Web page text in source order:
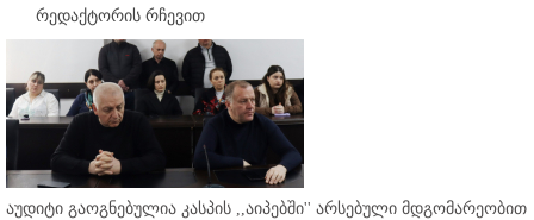
რედაქტორის რჩევით
აუდიტი გაოგნებულია კასპის ,,აიპებში'' არსებული მდგომარეობით